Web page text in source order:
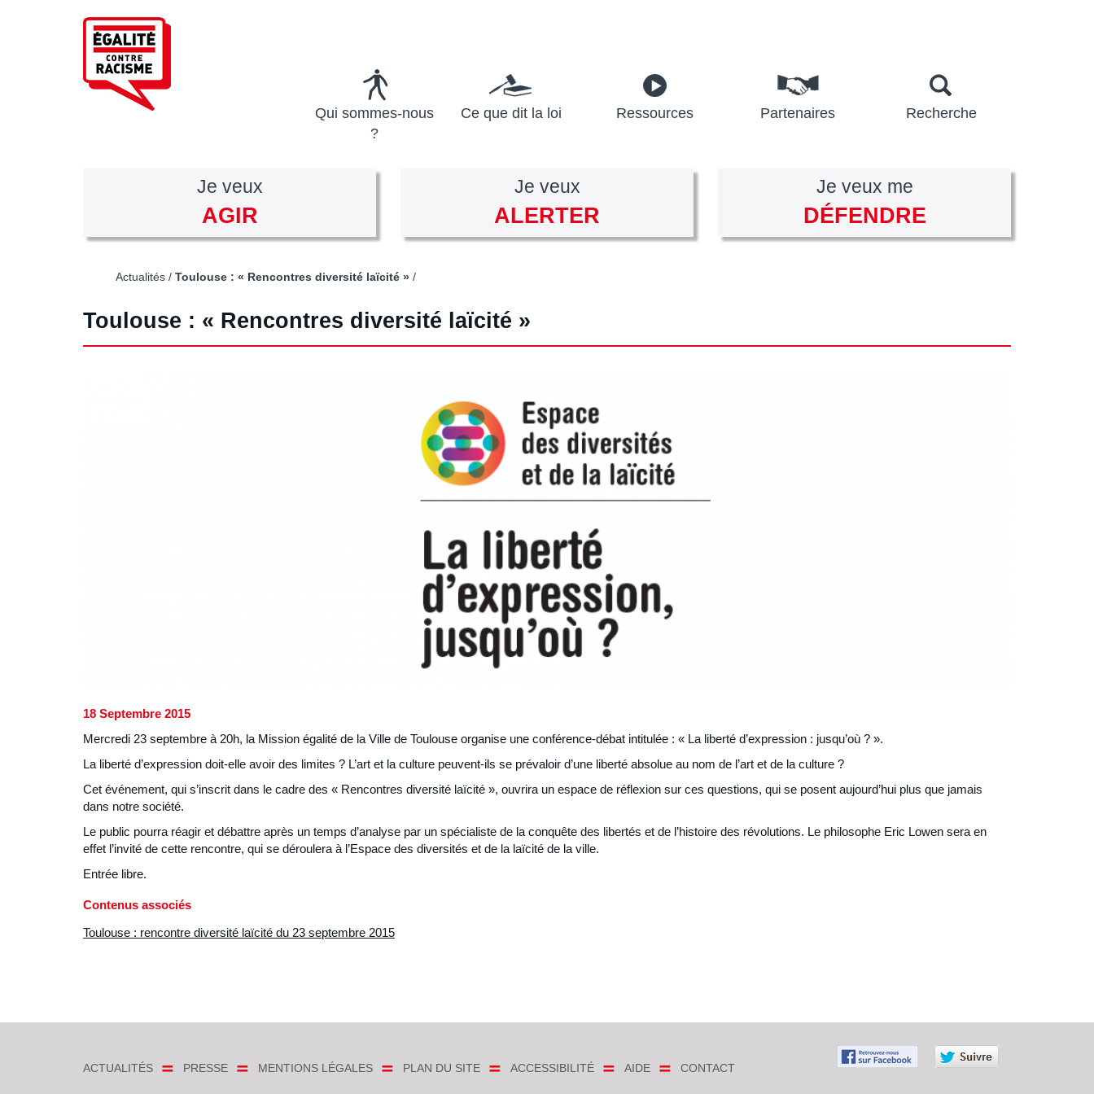
Qui sommes-nous
?
Ce que dit la loi Ressources Partenaires Recherche
Je veux
AGIR
Je veux
ALERTER
Je veux me
DÉFENDRE
Actualités Toulouse : « Rencontres diversité laïcité »
Toulouse : « Rencontres diversité laïcité »
18 Septembre 2015
Mercredi 23 septembre à 20h, la Mission égalité de la Ville de Toulouse organise une conférence-débat intitulée : « La liberté d’expression : jusqu’où ? ».
La liberté d’expression doit-elle avoir des limites ? L’art et la culture peuvent-ils se prévaloir d’une liberté absolue au nom de l’art et de la culture ?
Cet événement, qui s’inscrit dans le cadre des « Rencontres diversité laïcité », ouvrira un espace de réflexion sur ces questions, qui se posent aujourd’hui plus que jamais
dans notre société.
Le public pourra réagir et débattre après un temps d’analyse par un spécialiste de la conquête des libertés et de l’histoire des révolutions. Le philosophe Eric Lowen sera en
effet l’invité de cette rencontre, qui se déroulera à l’Espace des diversités et de la laïcité de la ville.
Entrée libre.
Contenus associés
Toulouse : rencontre diversité laïcité du 23 septembre 2015
ACTUALITÉS PRESSE MENTIONS LÉGALES PLAN DU SITE ACCESSIBILITÉ AIDE CONTACT